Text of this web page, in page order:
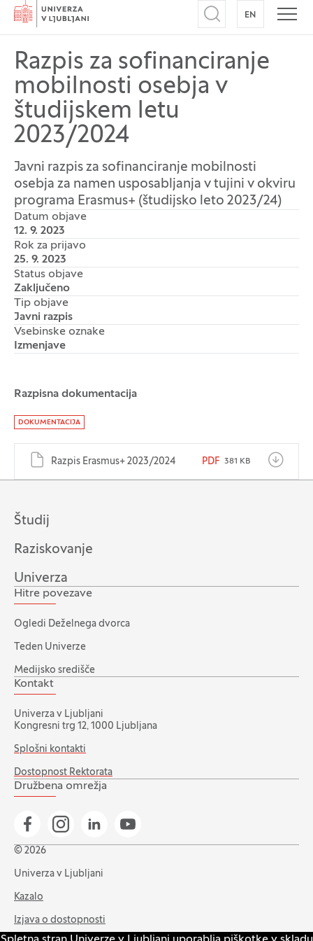
Domov
Odpri iskalnik
EN NA
Razpis za sofinanciranje
mobilnosti osebja v
študijskem letu
2023/2024
Javni razpis za sofinanciranje mobilnosti
osebja za namen usposabljanja v tujini v okviru
programa Erasmus+ (študijsko leto 2023/24)
Datum objave
12. 9. 2023
Rok za prijavo
25. 9. 2023
Status objave
Zaključeno
Tip objave
Javni razpis
Vsebinske oznake
Izmenjave
Dokumenti
Razpisna dokumentacija
DOKUMENTACIJA
Razpis Erasmus+ 2023/2024 PDF 381 KB
Študij
Raziskovanje
Univerza
Hitre povezave
Ogledi Deželnega dvorca
Teden Univerze
Medijsko središče
Kontakt
Univerza v Ljubljani
Kongresni trg 12, 1000 Ljubljana
Splošni kontakti
Dostopnost Rektorata
Družbena omrežja
Pojdi na našo Facebook stran
Pojdi na našo Instagram stran
Pojdi na Linkedin stran
Pojdi na YouTube stran
© 2026
Univerza v Ljubljani
Kazalo
Izjava o dostopnosti